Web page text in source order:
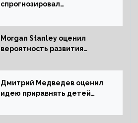
спрогнозировал
России
Morgan Stanley оценил
вероятность развития
Дмитрий Медведев оценил
идею приравнять детей